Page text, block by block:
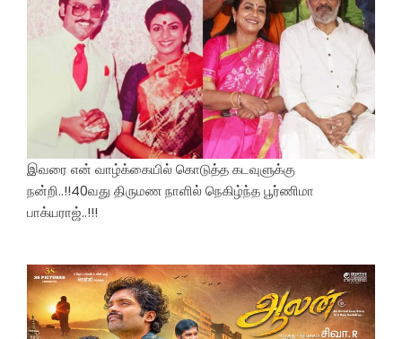
இவரை என் வாழ்க்கையில் கொடுத்த கடவுளுக்கு
நன்றி..!!40வது திருமண நாளில் நெகிழ்ந்த பூர்ணிமா
பாக்யராஜ்..!!!